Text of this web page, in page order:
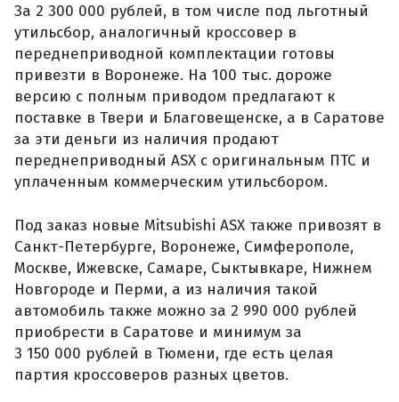
За 2 300 000 рублей, в том числе под льготный
утильсбор, аналогичный кроссовер в
переднеприводной комплектации готовы
привезти в Воронеже. На 100 тыс. дороже
версию с полным приводом предлагают к
поставке в Твери и Благовещенске, а в Саратове
за эти деньги из наличия продают
переднеприводный ASX с оригинальным ПТС и
уплаченным коммерческим утильсбором.
Под заказ новые Mitsubishi ASX также привозят в
Санкт-Петербурге, Воронеже, Симферополе,
Москве, Ижевске, Самаре, Сыктывкаре, Нижнем
Новгороде и Перми, а из наличия такой
автомобиль также можно за 2 990 000 рублей
приобрести в Саратове и минимум за
3 150 000 рублей в Тюмени, где есть целая
партия кроссоверов разных цветов.